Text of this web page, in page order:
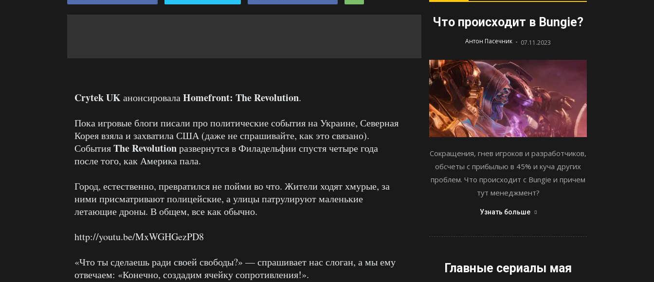
Crytek UKанонсировалаHomefront: The Revolution.
Пока игровые блоги писали про политические события на Украине, Северная
Корея взяла и захватила США (даже не спрашивайте, как это связано).
СобытияThe Revolutionразвернутся в Филадельфии спустя четыре года
после того, как Америка пала.
Город, естественно, превратился не пойми во что. Жители ходят хмурые, за
ними присматривают полицейские, а улицы патрулируют маленькие
летающие дроны. В общем, все как обычно.
http://youtu.be/MxWGHGezPD8
«Что ты сделаешь ради своей свободы?» — спрашивает нас слоган, а мы ему
отвечаем: «Конечно, создадим ячейку сопротивления!».
Что происходит в Bungie?
Антон Пасечник - 07.11.2023
Сокращения, гнев игроков и разработчиков,
обсчеты с прибылью в 45% и куча других
проблем. Что происходит с Bungie и причем
тут менеджмент?
Узнать больше
Главные сериалы мая